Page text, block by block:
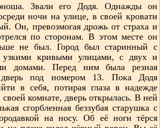
Звали его Додя. Однажды он
ночи на улице, в своей кровати
Он, превозмогая дрожь от страха и
по сторонам. В этом месте он
не был. Город был старинный с
кривыми улицами, с двух и
домами. Перед ним была резная
дверь под номером 13. Пока Додя
в себя, потирая глаза в надежде
своей комнате, дверь открылась. В ней
сгорбленная беззубая старушка с
на носу. Об её ноги тёрся